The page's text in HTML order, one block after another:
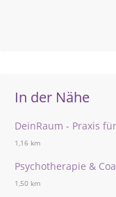
In der Nähe
DeinRaum - Praxis
1,16 km
Psychotherapie &
1,50 km